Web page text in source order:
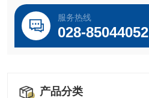
服务热线
028-85044052
产品分类